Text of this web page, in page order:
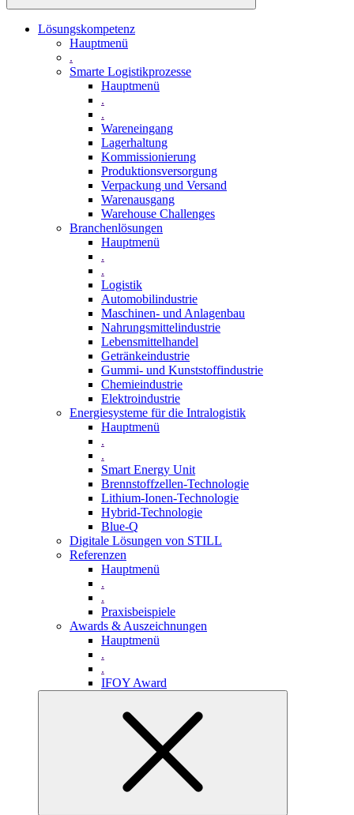
Lösungskompetenz
Hauptmenü
.
Smarte Logistikprozesse
Hauptmenü
.
.
Wareneingang
Lagerhaltung
Kommissionierung
Produktionsversorgung
Verpackung und Versand
Warenausgang
Warehouse Challenges
Branchenlösungen
Hauptmenü
.
.
Logistik
Automobilindustrie
Maschinen- und Anlagenbau
Nahrungsmittelindustrie
Lebensmittelhandel
Getränkeindustrie
Gummi­- und Kunststoffindustrie
Chemieindustrie
Elektroindustrie
Energiesysteme für die Intralogistik
Hauptmenü
.
.
Smart Energy Unit
Brennstoffzellen-Technologie
Lithium-Ionen-Technologie
Hybrid-Technologie
Blue-Q
Digitale Lösungen von STILL
Referenzen
Hauptmenü
.
.
Praxisbeispiele
Awards & Auszeichnungen
Hauptmenü
.
.
IFOY Award